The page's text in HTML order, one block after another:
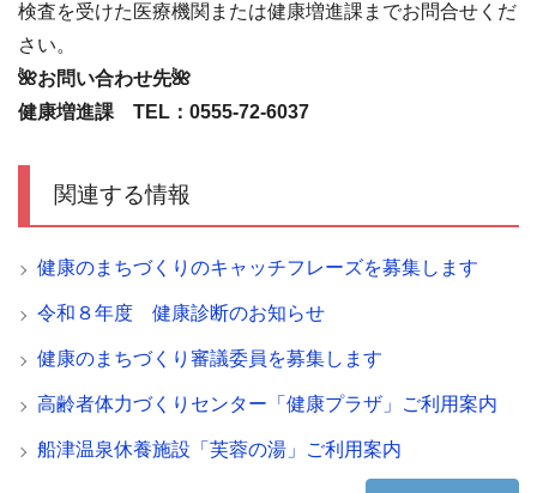
検査を受けた医療機関または健康増進課までお問合せくだ
さい。
🌺お問い合わせ先🌺
健康増進課 TEL：0555-72-6037
関連する情報
健康のまちづくりのキャッチフレーズを募集します
令和８年度 健康診断のお知らせ
健康のまちづくり審議委員を募集します
高齢者体力づくりセンター「健康プラザ」ご利用案内
船津温泉休養施設「芙蓉の湯」ご利用案内